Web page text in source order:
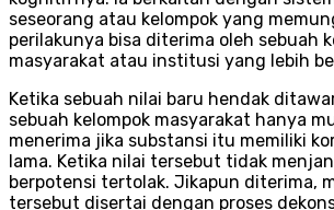
seseorang atau kelompok yang
perilakunya bisa diterima oleh sebuah
masyarakat atau institusi yang lebih
Ketika sebuah nilai baru hendak
sebuah kelompok masyarakat hanya
menerima jika substansi itu memiliki
lama. Ketika nilai tersebut tidak
berpotensi tertolak. Jikapun diterima,
tersebut disertai dengan proses